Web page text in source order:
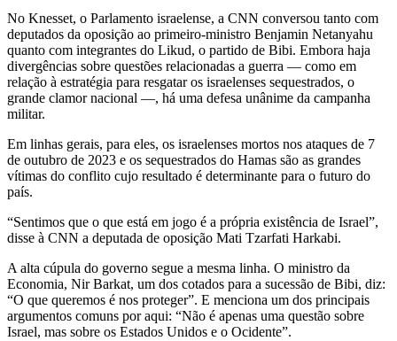
No Knesset, o Parlamento israelense, a CNN conversou tanto com
deputados da oposição ao primeiro-ministro Benjamin Netanyahu
quanto com integrantes do Likud, o partido de Bibi. Embora haja
divergências sobre questões relacionadas a guerra — como em
relação à estratégia para resgatar os israelenses sequestrados, o
grande clamor nacional —, há uma defesa unânime da campanha
militar.
Em linhas gerais, para eles, os israelenses mortos nos ataques de 7
de outubro de 2023 e os sequestrados do Hamas são as grandes
vítimas do conflito cujo resultado é determinante para o futuro do
país.
“Sentimos que o que está em jogo é a própria existência de Israel”,
disse à CNN a deputada de oposição Mati Tzarfati Harkabi.
A alta cúpula do governo segue a mesma linha. O ministro da
Economia, Nir Barkat, um dos cotados para a sucessão de Bibi, diz:
“O que queremos é nos proteger”. E menciona um dos principais
argumentos comuns por aqui: “Não é apenas uma questão sobre
Israel, mas sobre os Estados Unidos e o Ocidente”.